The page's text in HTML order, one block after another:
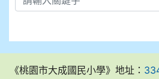
《桃園市大成國民小學》地址：